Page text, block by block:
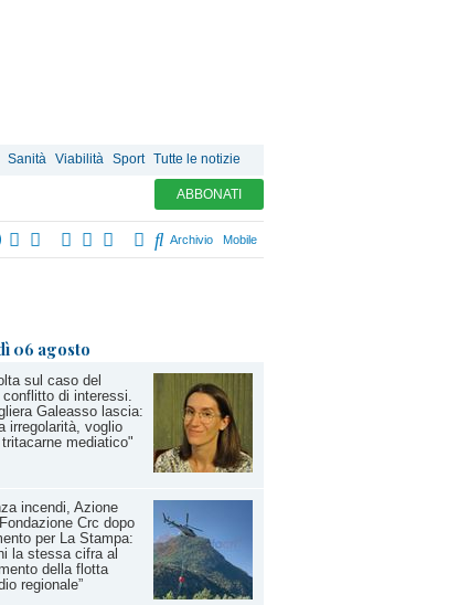
Sanità Viabilità Sport Tutte le notizie
ABBONATI
Archivio Mobile
06 agosto
sul caso del
conflitto di interessi.
Galeasso lascia:
irregolarità, voglio
mediatico"
incendi, Azione
Crc dopo
per La Stampa:
la stessa cifra al
della flotta
regionale”